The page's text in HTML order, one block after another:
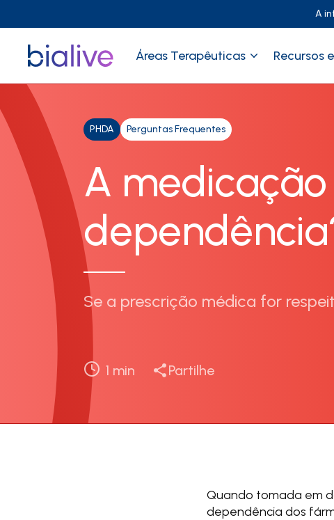
A
Áreas Terapêuticas Recursos
PHDA Perguntas Frequentes
A
Se a prescrição médica for
1 min Partilhe
Quando tomada em
dependência dos